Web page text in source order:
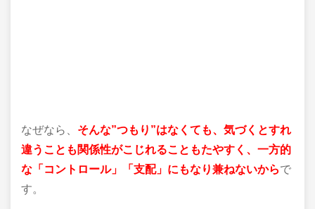
なぜなら、 そんな”つもり”はなくても、気づくとすれ
違うことも関係性がこじれることもたやすく、一方的
な「コントロール」「支配」にもなり兼ねないからで
す。